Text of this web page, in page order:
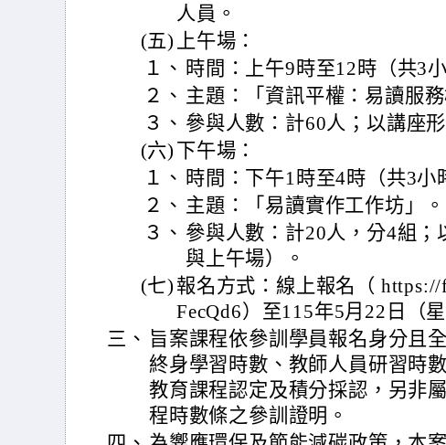
人員。
(五) 上午場：
１、 時間：上午9時至12時（共3
２、 主題：「資訊平權：易讀服
３、 參與人數：計60人；以講座
(六) 下午場：
１、 時間：下午1時至4時（共3小
２、 主題：「易讀實作工作坊」。
３、 參與人數：計20人，分4組
與上午場）。
(七) 報名方式：線上報名（
FecQd6）至115年5月22日（
三、 旨案課程依參訓學員報名身分且
終身學習時數、教師人員研習時
教育課程認定及積分採認，另非
程時數條之參訓證明。